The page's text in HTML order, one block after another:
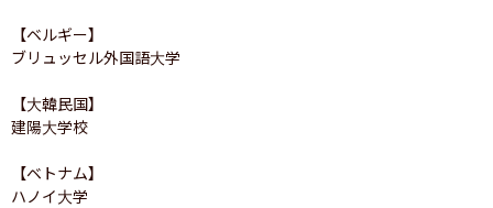
【ベルギー】
ブリュッセル外国語大学
【大韓民国】
建陽大学校
【ベトナム】
ハノイ大学